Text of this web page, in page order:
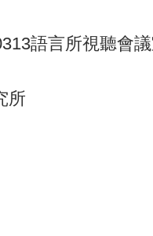
語言所視聽會
所